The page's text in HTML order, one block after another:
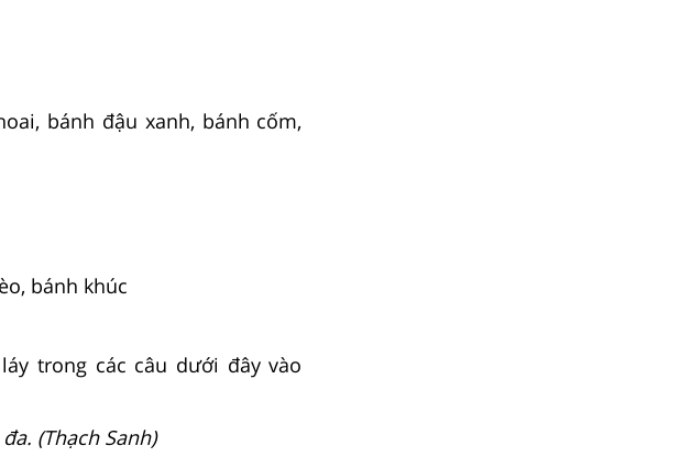
bánh đậu xanh, bánh cốm,
bánh khúc
trong các câu dưới đây vào
(Thạch Sanh)